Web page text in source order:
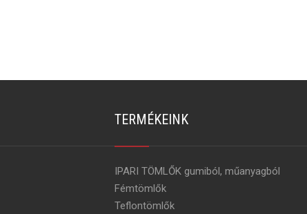
TERMÉKEINK
IPARI TÖMLŐK gumiból, műanyagból
Fémtömlők
Teflontömlők